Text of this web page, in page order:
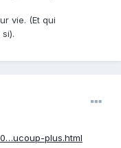
vie. (Et qui
plus.html